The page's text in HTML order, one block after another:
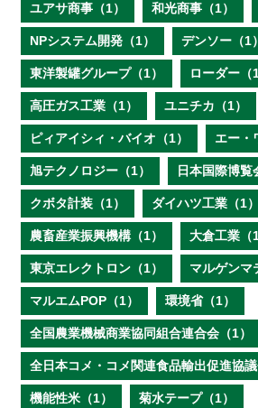
ユアサ商事（1） 和光商事（1）
NPシステム開発（1） デンソー（1）
東洋製罐グループ（1） ローダー（1
高圧ガス工業（1） ユニチカ（1）
ピィアイシィ・バイオ（1） エー・
旭テクノロジー（1） 日本国際博覧
クボタ計装（1） ダイハツ工業（1）
農畜産業振興機構（1） 大倉工業（1
東京エレクトロン（1） マルゲンマ
マルエムPOP（1） 環境省（1）
全国農業機械商業協同組合連合会（1）
全日本コメ・コメ関連食品輸出促進協議
機能性米（1） 菊水テープ（1）